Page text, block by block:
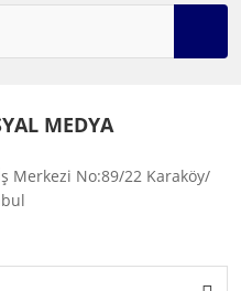
MEDYA
Merkezi No:89/22 Karaköy/